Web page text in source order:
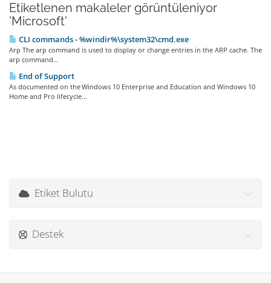
Etiketlenen makaleler görüntüleniyor
'Microsoft'
CLI commands - %windir%\system32\cmd.exe
Arp The arp command is used to display or change entries in the ARP cache. The
arp command...
End of Support
As documented on the Windows 10 Enterprise and Education and Windows 10
Home and Pro lifecycle...
Etiket Bulutu
Destek